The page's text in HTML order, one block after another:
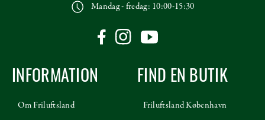
Mandag - fredag: 10:00-15:30
INFORMATION
Om Friluftsland
FIND EN BUTIK
Friluftsland København